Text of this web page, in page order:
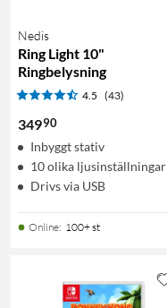
Nedis
Ring Light 10"
Ringbelysning
4.5 (43)
34990
Inbyggt stativ
10 olika ljusinställningar
Drivs via USB
Online: 100+ st